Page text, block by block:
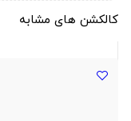
کالکشن های مشابه